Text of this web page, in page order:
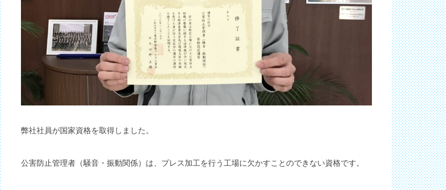
弊社社員が国家資格を取得しました。
公害防止管理者（騒音・振動関係）は、プレス加工を行う工場に欠かすことのできない資格です。